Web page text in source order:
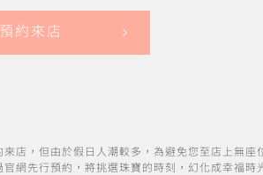
預約來店
來店，但由於假日人潮較多，為避免您至店上無座
網先行預約，將挑選珠寶的時刻，幻化成幸福時